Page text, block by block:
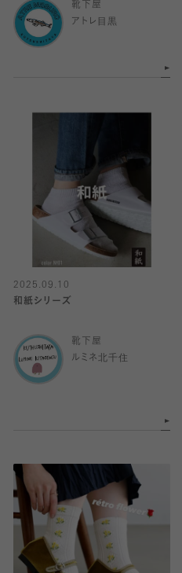
靴下屋
アトレ目黒
2025.09.10
和紙シリーズ
靴下屋
ルミネ北千住